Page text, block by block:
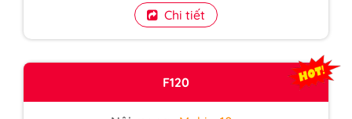
Chi tiết
F120